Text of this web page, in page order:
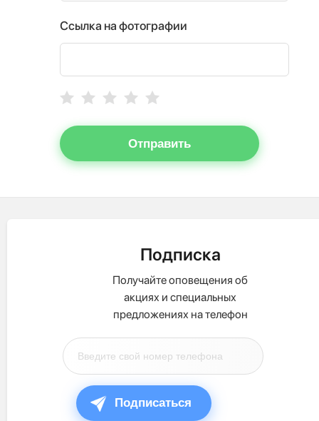
Ссылка на фотографии
Отправить
Подписка
Получайте оповещения об
акциях и специальных
предложениях на телефон
Подписаться